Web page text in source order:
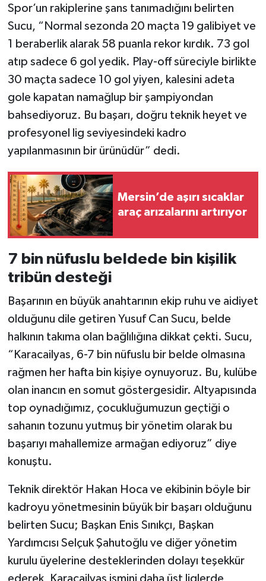
Spor’un rakiplerine şans tanımadığını belirten
Sucu, “Normal sezonda 20 maçta 19 galibiyet ve
1 beraberlik alarak 58 puanla rekor kırdık. 73 gol
atıp sadece 6 gol yedik. Play-off süreciyle birlikte
30 maçta sadece 10 gol yiyen, kalesini adeta
gole kapatan namağlup bir şampiyondan
bahsediyoruz. Bu başarı, doğru teknik heyet ve
profesyonel lig seviyesindeki kadro
yapılanmasının bir ürünüdür” dedi.
Mersin’de aşırı sıcaklar
araç arızalarını artırıyor
7 bin nüfuslu beldede bin kişilik
tribün desteği
Başarının en büyük anahtarının ekip ruhu ve aidiyet
olduğunu dile getiren Yusuf Can Sucu, belde
halkının takıma olan bağlılığına dikkat çekti. Sucu,
“Karacailyas, 6-7 bin nüfuslu bir belde olmasına
rağmen her hafta bin kişiye oynuyoruz. Bu, kulübe
olan inancın en somut göstergesidir. Altyapısında
top oynadığımız, çocukluğumuzun geçtiği o
sahanın tozunu yutmuş bir yönetim olarak bu
başarıyı mahallemize armağan ediyoruz” diye
konuştu.
Teknik direktör Hakan Hoca ve ekibinin böyle bir
kadroyu yönetmesinin büyük bir başarı olduğunu
belirten Sucu; Başkan Enis Sınıkçı, Başkan
Yardımcısı Selçuk Şahutoğlu ve diğer yönetim
kurulu üyelerine desteklerinden dolayı teşekkür
ederek, Karacailyas ismini daha üst liglerde